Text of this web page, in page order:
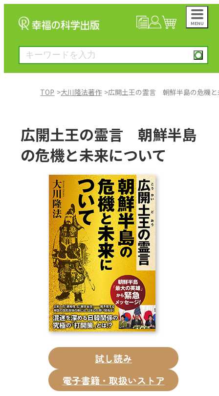
MENU
一般書
絵本
雑誌
CD
DVD・ブルーレイ
雑貨
外国語
TOP 大川隆法著作 広開土王の霊言 朝鮮半島の危機と
広開土王の霊言 朝鮮半島
の危機と未来について
試し読み
電子書籍・取扱いストア